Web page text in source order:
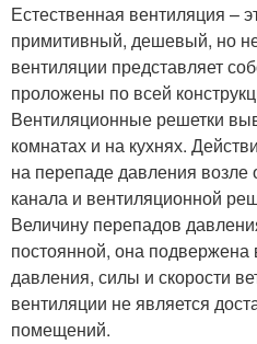
Естественная вентиляция –
примитивный, дешевый, но
вентиляции представляет
проложены по всей
Вентиляционные решетки
комнатах и на кухнях.
на перепаде давления возле
канала и вентиляционной
Величину перепадов
постоянной, она
давления, силы и скорости
вентиляции не является
помещений.